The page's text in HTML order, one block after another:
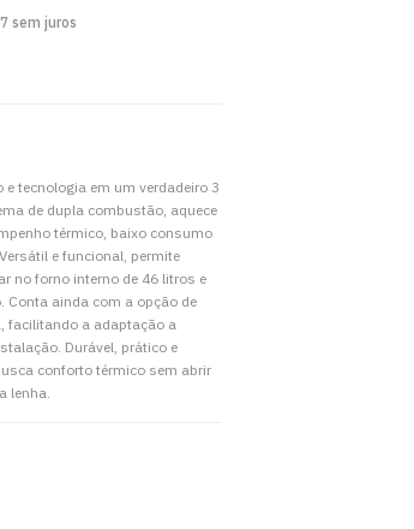
sem juros
e tecnologia em um verdadeiro 3
de dupla combustão, aquece
térmico, baixo consumo
e funcional, permite
no forno interno de 46 litros e
Conta ainda com a opção de
facilitando a adaptação a
Durável, prático e
conforto térmico sem abrir
lenha.